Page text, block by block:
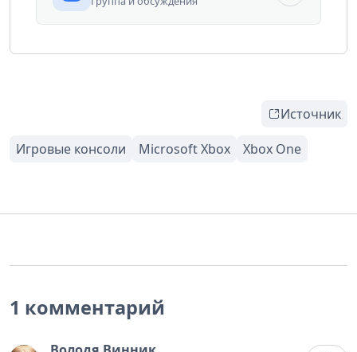
Источник
1 комментарий